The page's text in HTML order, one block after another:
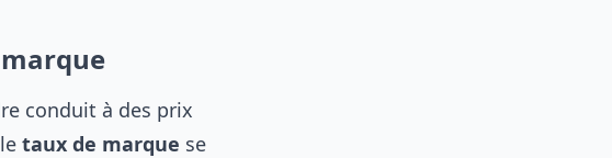
conduit à des prix
taux de marque se